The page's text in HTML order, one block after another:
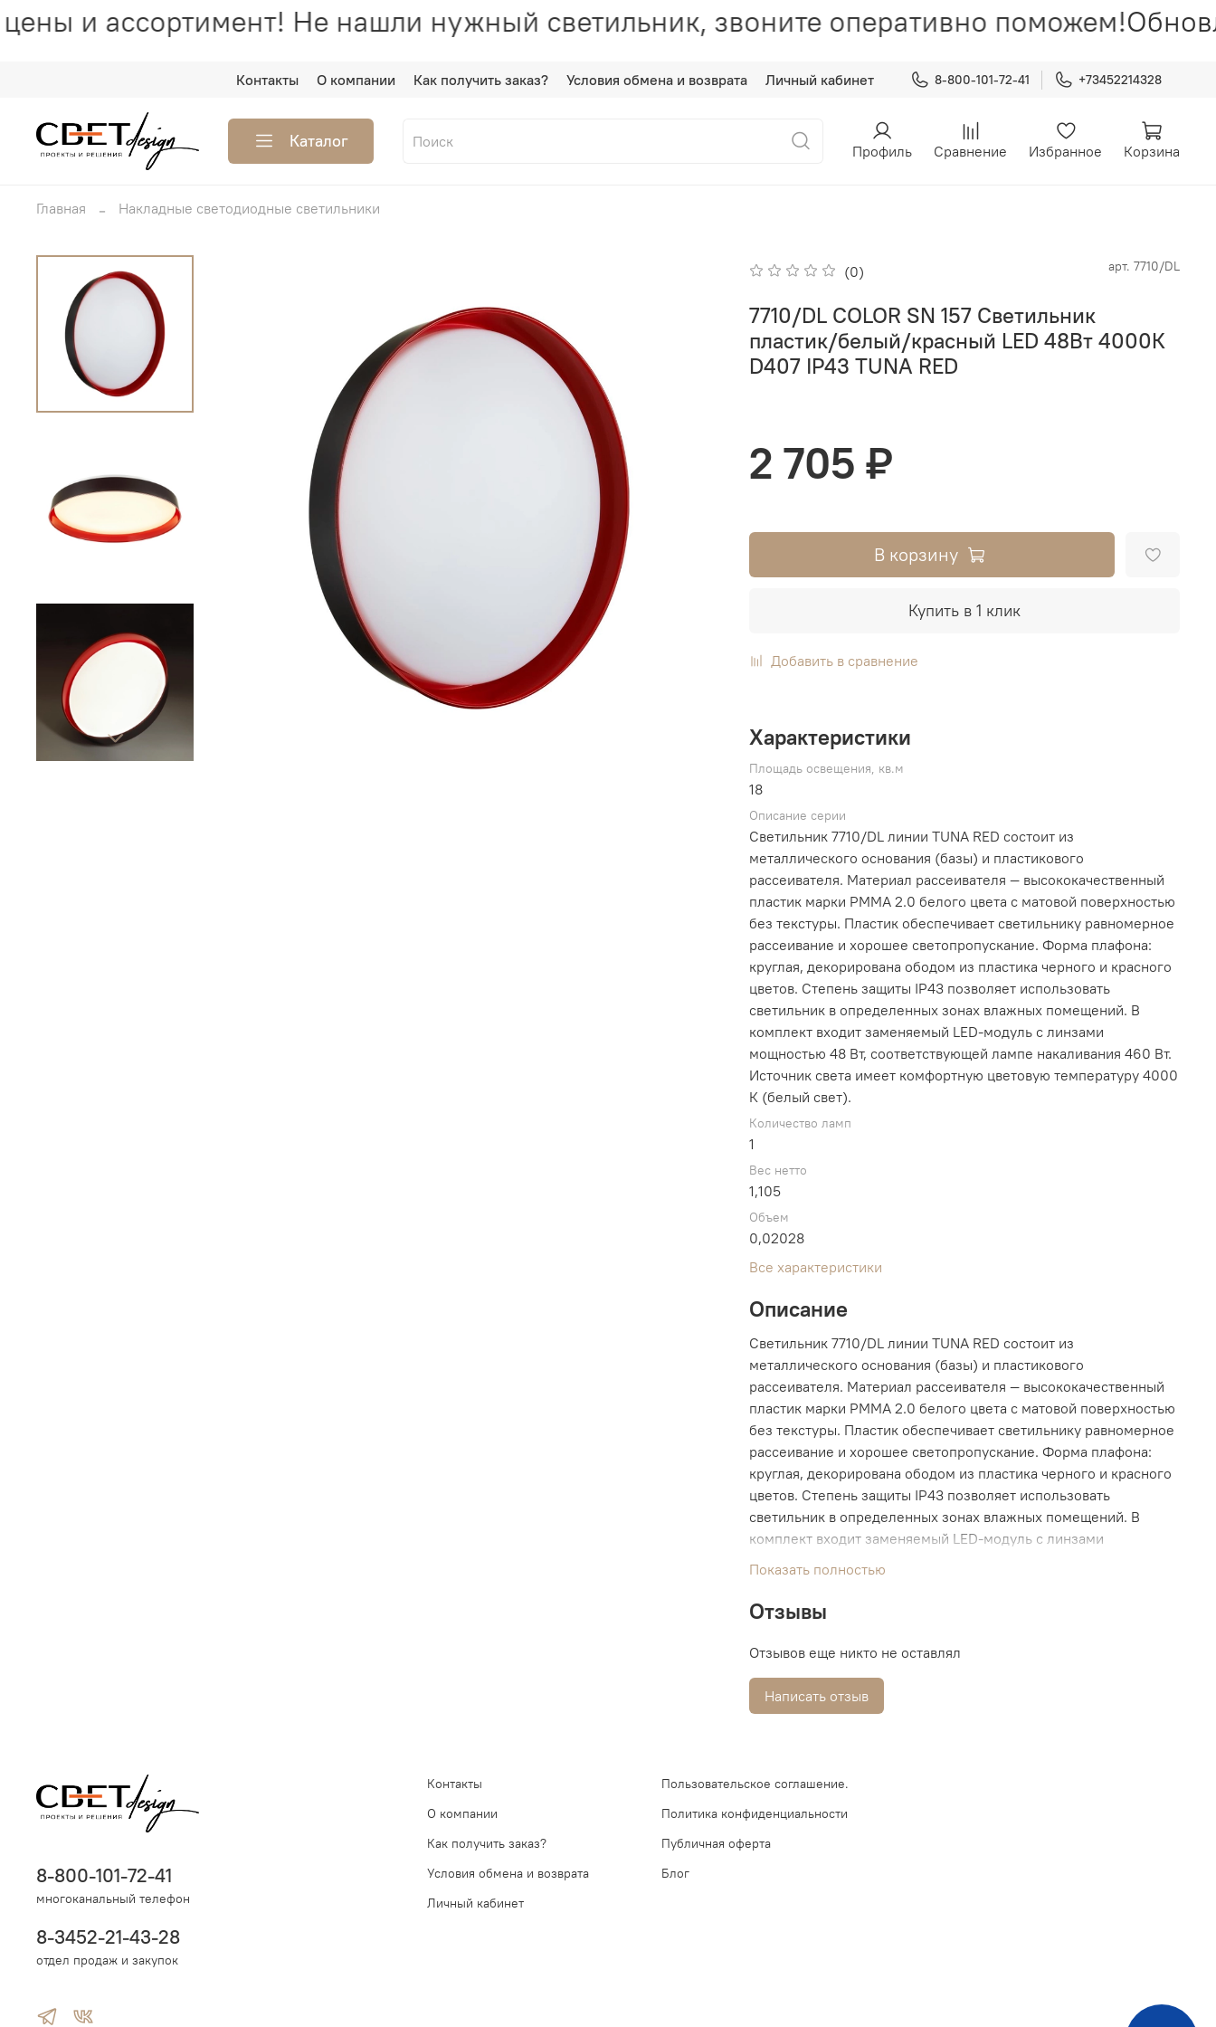
и ассортимент! Не нашли нужный светильник, звоните оперативно поможем!
Контакты О компании Как получить заказ? Условия обмена и возврата Личный кабинет 8-800-101-72-41 +73452214328
Каталог Профиль Сравнение Избранное Корзина
Главная Накладные светодиодные светильники
(0) арт. 7710/DL
7710/DL COLOR SN 157 Светильник
пластик/белый/красный LED 48Вт 4000К
D407 IP43 TUNA RED
2 705 ₽
В корзину
Купить в 1 клик
Добавить в сравнение
Характеристики
Площадь освещения, кв.м
18
Описание серии
Светильник 7710/DL линии TUNA RED состоит из
металлического основания (базы) и пластикового
рассеивателя. Материал рассеивателя — высококачественный
пластик марки PMMA 2.0 белого цвета с матовой поверхностью
без текстуры. Пластик обеспечивает светильнику равномерное
рассеивание и хорошее светопропускание. Форма плафона:
круглая, декорирована ободом из пластика черного и красного
цветов. Степень защиты IP43 позволяет использовать
светильник в определенных зонах влажных помещений. В
комплект входит заменяемый LED-модуль с линзами
мощностью 48 Вт, соответствующей лампе накаливания 460 Вт.
Источник света имеет комфортную цветовую температуру 4000
К (белый свет).
Количество ламп
1
Вес нетто
1,105
Объем
0,02028
Все характеристики
Описание
Светильник 7710/DL линии TUNA RED состоит из
металлического основания (базы) и пластикового
рассеивателя. Материал рассеивателя — высококачественный
пластик марки PMMA 2.0 белого цвета с матовой поверхностью
без текстуры. Пластик обеспечивает светильнику равномерное
рассеивание и хорошее светопропускание. Форма плафона:
круглая, декорирована ободом из пластика черного и красного
цветов. Степень защиты IP43 позволяет использовать
светильник в определенных зонах влажных помещений. В
комплект входит заменяемый LED-модуль с линзами
мощностью 48 Вт, соответствующей лампе накаливания 460 Вт.
К (белый свет).
Показать полностью
Отзывы
Отзывов еще никто не оставлял
Написать отзыв
Контакты
О компании
Как получить заказ?
Условия обмена и возврата
Личный кабинет
Пользовательское соглашение.
Политика конфиденциальности
Публичная оферта
Блог
8-800-101-72-41
многоканальный телефон
8-3452-21-43-28
отдел продаж и закупок